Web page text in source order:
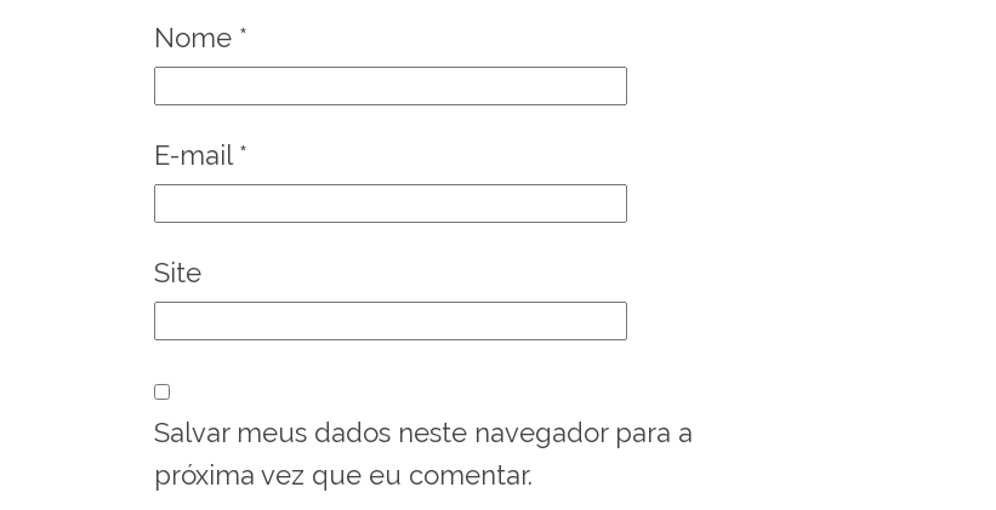
Nome *
E-mail *
Site
Salvar meus dados neste navegador para a
próxima vez que eu comentar.